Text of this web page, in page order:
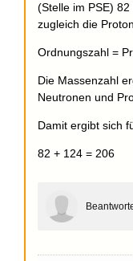
(Stelle im PSE)
zugleich die
Ordnungszahl =
Die Massenzahl
Neutronen und
Damit ergibt sich
82 + 124 = 206